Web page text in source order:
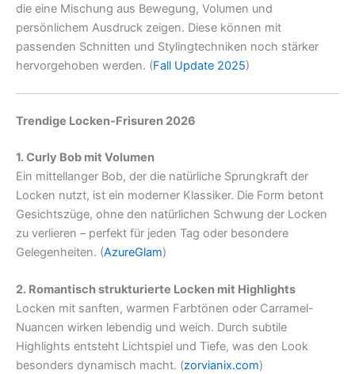
die eine Mischung aus Bewegung, Volumen und
persönlichem Ausdruck zeigen. Diese können mit
passenden Schnitten und Stylingtechniken noch stärker
hervorgehoben werden. (Fall Update 2025)
Trendige Locken-Frisuren 2026
1. Curly Bob mit Volumen
Ein mittellanger Bob, der die natürliche Sprungkraft der
Locken nutzt, ist ein moderner Klassiker. Die Form betont
Gesichtszüge, ohne den natürlichen Schwung der Locken
zu verlieren – perfekt für jeden Tag oder besondere
Gelegenheiten. (AzureGlam)
2. Romantisch strukturierte Locken mit Highlights
Locken mit sanften, warmen Farbtönen oder Carramel-
Nuancen wirken lebendig und weich. Durch subtile
Highlights entsteht Lichtspiel und Tiefe, was den Look
besonders dynamisch macht. (zorvianix.com)